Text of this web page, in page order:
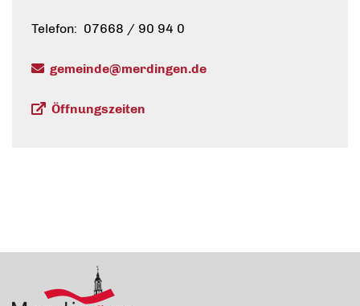
Telefon: 07668 / 90 94 0
gemeinde@merdingen.de
Öffnungszeiten